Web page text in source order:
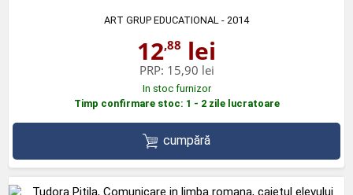
ART GRUP EDUCATIONAL - 2014
12,88 lei
PRP: 15,90 lei
In stoc furnizor
Timp confirmare stoc: 1 - 2 zile lucratoare
cumpără